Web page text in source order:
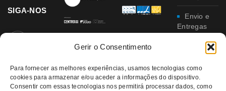
Gerir o Consentimento
Para fornecer as melhores experiências, usamos tecnologias como
cookies para armazenar e/ou aceder a informações do dispositivo.
Consentir com essas tecnologias nos permitirá processar dados, como
SIGA-NOS
Envio e
Entregas
Trocas e
Política
de